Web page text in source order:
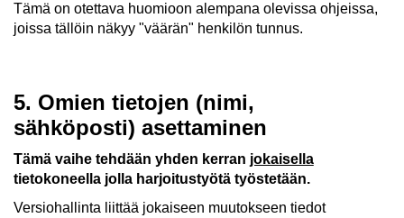
Tämä on otettava huomioon alempana olevissa ohjeissa,
joissa tällöin näkyy "väärän" henkilön tunnus.
5. Omien tietojen (nimi,
sähköposti) asettaminen
Tämä vaihe tehdään yhden kerran jokaisella
tietokoneella jolla harjoitustyötä työstetään.
Versiohallinta liittää jokaiseen muutokseen tiedot